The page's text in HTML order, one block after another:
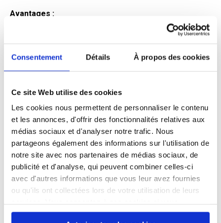
Consentement Détails À propos des cookies
Ce site Web utilise des cookies
Les cookies nous permettent de personnaliser le contenu
et les annonces, d'offrir des fonctionnalités relatives aux
médias sociaux et d'analyser notre trafic. Nous
partageons également des informations sur l'utilisation de
notre site avec nos partenaires de médias sociaux, de
publicité et d'analyse, qui peuvent combiner celles-ci
avec d'autres informations que vous leur avez fournies
ou qu'ils ont collectées lors de votre utilisation de leurs
continuez à utiliser notre site Web.
Avantages :
Profil du
candidat
Qualifications et diplômes :
Profil recherché :
Expérience :
Processus
de